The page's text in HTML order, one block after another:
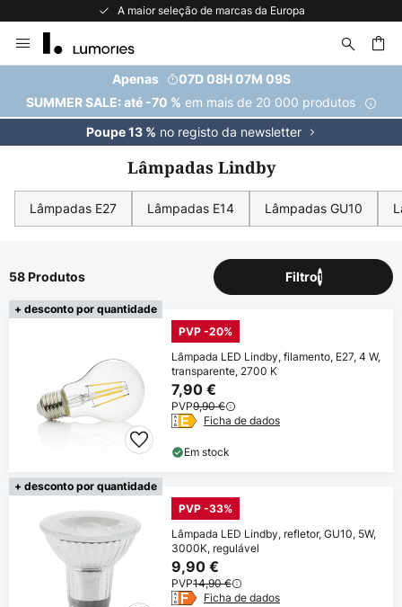
A maior seleção de marcas da Europa
para
Conteúdo
Apenas
07D 08H 07M 08S
SUMMER SALE: até -70 % em mais de 20 000 produtos
Poupe 13 % no registo da newsletter
Lâmpadas Lindby
Lâmpadas E27 Lâmpadas E14 Lâmpadas GU10
58 Produtos Filtro1
+ desconto por quantidade
PVP -20%
Lâmpada LED Lindby, filamento, E27, 4 W,
transparente, 2700 K
7,90 €
PVP9,90 €
Ficha de dados
Em stock
+ desconto por quantidade
PVP -33%
Lâmpada LED Lindby, refletor, GU10, 5W,
3000K, regulável
9,90 €
PVP14,90 €
Ficha de dados